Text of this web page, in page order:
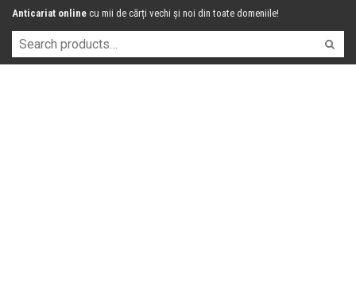
Anticariat online cu mii de cărți vechi și noi din toate domeniile!